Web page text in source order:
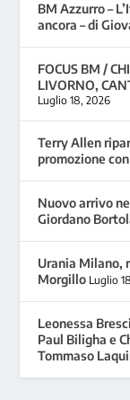
BM Azzurro –
ancora – di
FOCUS BM /
LIVORNO,
Luglio 18, 2026
Terry Allen
promozione
Nuovo arrivo
Giordano
Urania Milano,
Morgillo Luglio
Leonessa
Paul Biligha e
Tommaso